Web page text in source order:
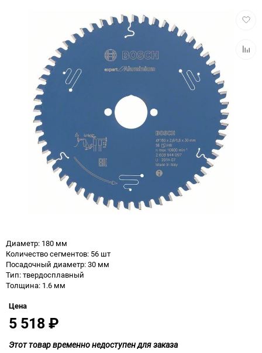
Диаметр: 180 мм
Количество сегментов: 56 шт
Посадочный диаметр: 30 мм
Тип: твердосплавный
Толщина: 1.6 мм
Цена
5 518₽
Этот товар временно недоступен для заказа